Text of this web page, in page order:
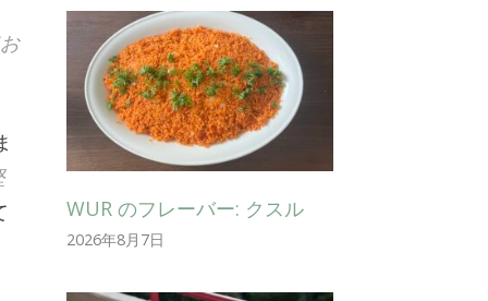
WUR のフレーバー: クスル
2026年8月7日